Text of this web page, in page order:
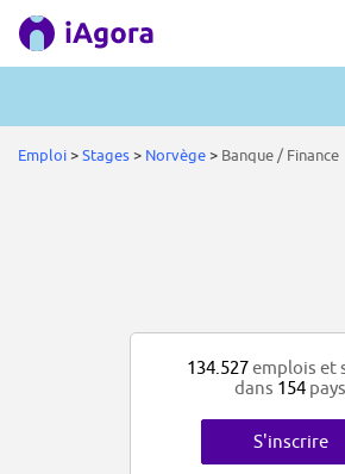
Emploi>Stages> Norvège> Banque / Finance
134.527emplois et
dans 154 pays
S'inscrire